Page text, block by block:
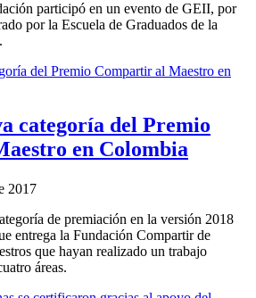
participó en un evento de GEII, por
por la Escuela de Graduados de la
categoría del Premio
en Colombia
2017
de premiación en la versión 2018
entrega la Fundación Compartir de
que hayan realizado un trabajo
áreas.